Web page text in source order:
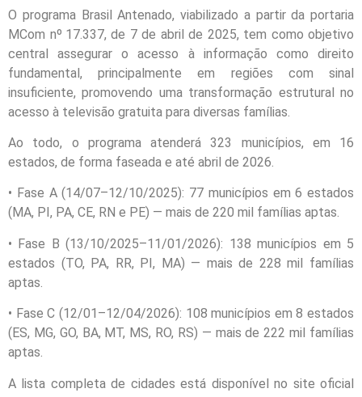
O programa Brasil Antenado, viabilizado a partir da portaria
MCom nº 17.337, de 7 de abril de 2025, tem como objetivo
central assegurar o acesso à informação como direito
fundamental, principalmente em regiões com sinal
insuficiente, promovendo uma transformação estrutural no
acesso à televisão gratuita para diversas famílias.
Ao todo, o programa atenderá 323 municípios, em 16
estados, de forma faseada e até abril de 2026.
• Fase A (14/07–12/10/2025): 77 municípios em 6 estados
(MA, PI, PA, CE, RN e PE) — mais de 220 mil famílias aptas.
• Fase B (13/10/2025–11/01/2026): 138 municípios em 5
estados (TO, PA, RR, PI, MA) — mais de 228 mil famílias
aptas.
• Fase C (12/01–12/04/2026): 108 municípios em 8 estados
(ES, MG, GO, BA, MT, MS, RO, RS) — mais de 222 mil famílias
aptas.
A lista completa de cidades está disponível no site oficial